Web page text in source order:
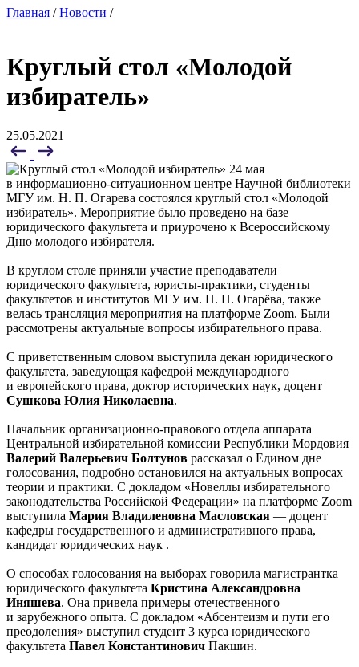
Главная /Новости /
Круглый стол «Молодой
избиратель»
25.05.2021
24 мая
в информационно-ситуационном центре Научной библиотеки
МГУ им. Н. П. Огарева состоялся круглый стол «Молодой
избиратель». Мероприятие было проведено на базе
юридического факультета и приурочено к Всероссийскому
Дню молодого избирателя.
В круглом столе приняли участие преподаватели
юридического факультета, юристы-практики, студенты
факультетов и институтов МГУ им. Н. П. Огарёва, также
велась трансляция мероприятия на платформе Zoom. Были
рассмотрены актуальные вопросы избирательного права.
С приветственным словом выступила декан юридического
факультета, заведующая кафедрой международного
и европейского права, доктор исторических наук, доцент
Сушкова Юлия Николаевна.
Начальник организационно-правового отдела аппарата
Центральной избирательной комиссии Республики Мордовия
Валерий Валерьевич Болтунов рассказал о Едином дне
голосования, подробно остановился на актуальных вопросах
теории и практики. С докладом «Новеллы избирательного
законодательства Российской Федерации» на платформе Zoom
выступила Мария Владиленовна Масловская — доцент
кафедры государственного и административного права,
кандидат юридических наук .
О способах голосования на выборах говорила магистрантка
юридического факультета Кристина Александровна
Иняшева. Она привела примеры отечественного
и зарубежного опыта. С докладом «Абсентеизм и пути его
преодоления» выступил студент 3 курса юридического
факультета Павел Константинович Пакшин.